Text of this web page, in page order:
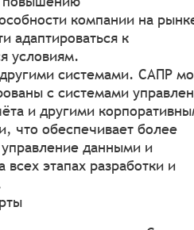
компании на
адаптироваться к
условиям.
системами. САПР
с системами
и другими
что обеспечивает более
данными и
всех этапах разработки и